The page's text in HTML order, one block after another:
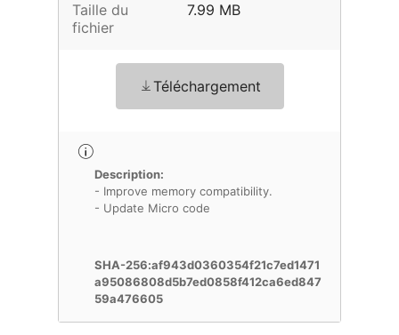
Taille du
fichier
7.99 MB
Téléchargement
Description:
- Improve memory compatibility.
- Update Micro code
SHA-256:af943d0360354f21c7ed1471
a95086808d5b7ed0858f412ca6ed847
59a476605